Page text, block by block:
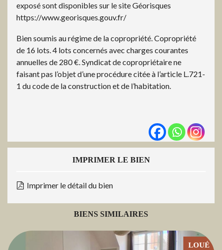
exposé sont disponibles sur le site Géorisques
https://www.georisques.gouv.fr/
Bien soumis au régime de la copropriété. Copropriété
de 16 lots. 4 lots concernés avec charges courantes
annuelles de 280 €. Syndicat de copropriétaire ne
faisant pas l’objet d’une procédure citée à l’article L.721-
1 du code de la construction et de l’habitation.
IMPRIMER LE BIEN
Imprimer le détail du bien
BIENS SIMILAIRES
LOUÉ